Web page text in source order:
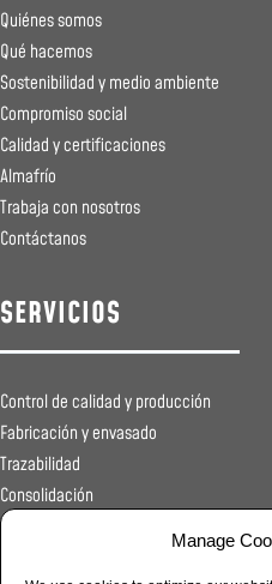
Manage
Quiénes somos
Qué hacemos
Sostenibilidad y medio ambiente
Compromiso social
Calidad y certificaciones
Almafrío
Trabaja con nosotros
Contáctanos
SERVICIOS
Control de calidad y producción
Fabricación y envasado
Trazabilidad
Consolidación
Registros sanitarios